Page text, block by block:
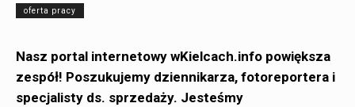
oferta pracy
Nasz portal internetowy wKielcach.info powiększa
zespół! Poszukujemy dziennikarza, fotoreportera i
specjalisty ds. sprzedaży. Jesteśmy